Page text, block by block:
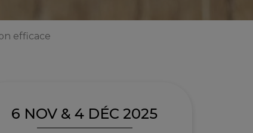
efficace
6 NOV & 4 DÉC 2025